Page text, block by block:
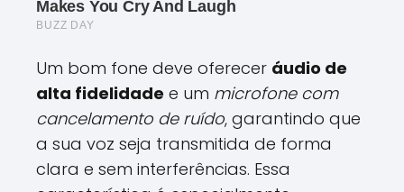
Um bom fone deve oferecer áudio de
alta fidelidade e um microfone com
cancelamento de ruído, garantindo que
a sua voz seja transmitida de forma
clara e sem interferências. Essa